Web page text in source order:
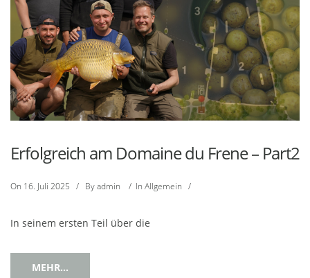
Erfolgreich am Domaine du Frene – Part2
On 16. Juli 2025 / Byadmin / In Allgemein /
In seinem ersten Teil über die
MEHR...